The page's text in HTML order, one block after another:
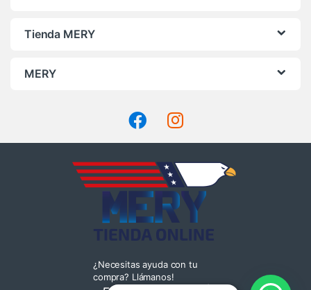
Tienda MERY
MERY
¿Necesitas ayuda con tu
compra? Llámanos!